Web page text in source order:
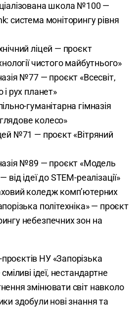
школа №100 —
система моніторингу рівня
ліцей — проєкт
чистого майбутнього»
№77 — проєкт «Всесвіт,
рух планет»
гуманітарна гімназія
колесо»
№71 — проєкт «Вітряний
№89 — проєкт «Модель
ідеї до STEM-реалізації»
коледж комп’ютерних
політехніка» — проєкт
небезпечних зон на
НУ «Запорізька
ідеї, нестандартне
змінювати світ навколо
здобули нові знання та